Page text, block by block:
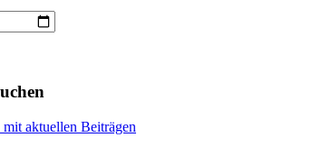
mit aktuellen Beiträgen